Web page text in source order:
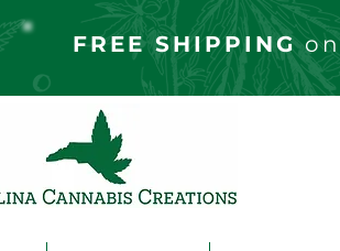
FREE SHIPPINGon